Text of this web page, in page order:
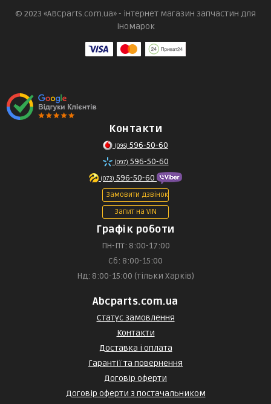
© 2023 «ABCparts.com.ua» - інтернет магазин запчастин для
іномарок
Контакти
(095) 596-50-60
(097) 596-50-60
(073) 596-50-60
Замовити дзвінок
Запит на VIN
Графік роботи
Пн-Пт: 8:00-17:00
Сб: 8:00-15:00
Нд: 8:00-15:00 (тільки Харків)
Abcparts.com.ua
Статус замовлення
Контакти
Доставка і оплата
Гарантії та повернення
Договір оферти
Договір оферти з постачальником